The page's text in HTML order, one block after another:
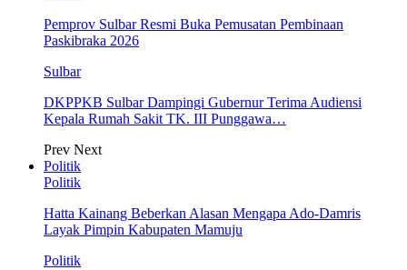
Pemprov Sulbar Resmi Buka Pemusatan Pembinaan
Paskibraka 2026
Sulbar
DKPPKB Sulbar Dampingi Gubernur Terima Audiensi
Kepala Rumah Sakit TK. III Punggawa…
Prev Next
Politik
Politik
Hatta Kainang Beberkan Alasan Mengapa Ado-Damris
Layak Pimpin Kabupaten Mamuju
Politik